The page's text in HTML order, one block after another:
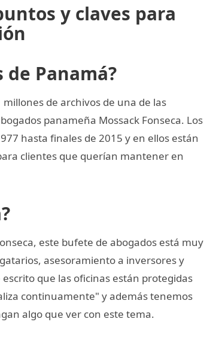
y claves para
de Panamá?
de archivos de una de las
panameña Mossack Fonseca. Los
hasta finales de 2015 y en ellos están
clientes que querían mantener en
este bufete de abogados está muy
asesoramiento a inversores y
que las oficinas están protegidas
continuamente" y además tenemos
algo que ver con este tema.